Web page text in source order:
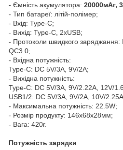
- Ємність акумулятора: 20000мАг,
- Тип батареї: літій-полімер;
- Вхід: Type-C;
- Вихід: Type-C, 2xUSB;
- Протоколи швидкого заряджання:
QC3.0;
- Вхідна потужність:
Type-C: DC 5V/3А, 9V/2А;
- Вихідна потужність:
Type-C: DC 5V/3А, 9V/2.22А, 12V/
USB1/2: DC 5V/3A, 9V/2A, 10V/
- Максимальна потужність: 22.5W;
- Розмір продукту: 146x68x28мм;
- Вага: 420г.
Потужність зарядки